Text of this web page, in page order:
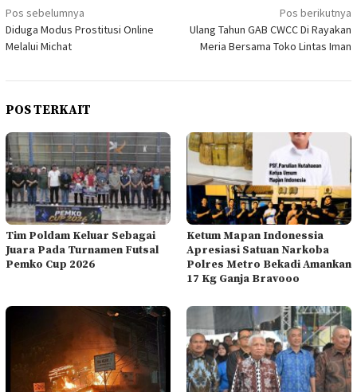
Navigasi
pos
Pos sebelumnya
Diduga Modus Prostitusi Online
Melalui Michat
Pos berikutnya
Ulang Tahun GAB CWCC Di Rayakan
Meria Bersama Toko Lintas Iman
POS TERKAIT
Tim Poldam Keluar Sebagai
Juara Pada Turnamen Futsal
Pemko Cup 2026
Ketum Mapan Indonessia
Apresiasi Satuan Narkoba
Polres Metro Bekadi Amankan
17 Kg Ganja Bravooo